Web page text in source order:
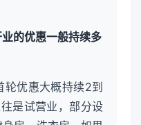
的优惠一般持续多
轮优惠大概持续2到
是试营业，部分设